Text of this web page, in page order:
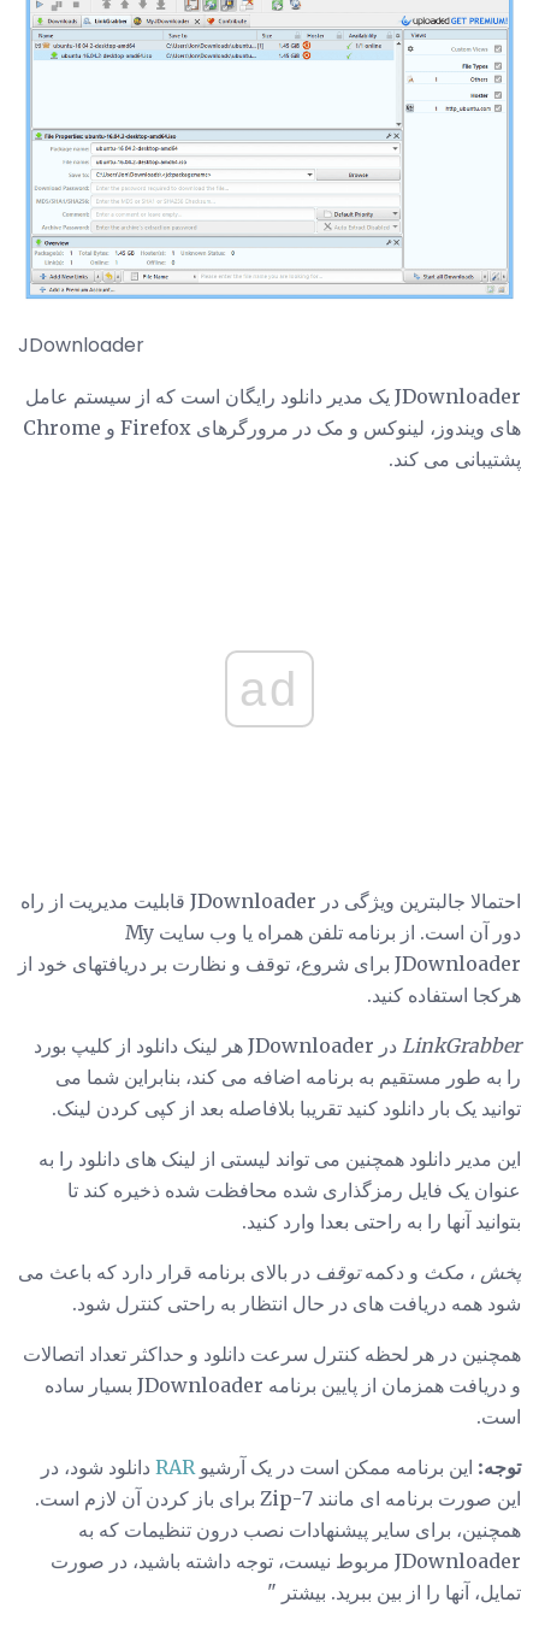
JDownloader
JDownloader یک مدیر دانلود رایگان است که از سیستم عامل
های ویندوز، لینوکس و مک در مرورگرهای Firefox و Chrome
پشتیبانی می کند.
ad
احتمالا جالبترین ویژگی در JDownloader قابلیت مدیریت از راه
دور آن است. از برنامه تلفن همراه یا وب سایت My
JDownloader برای شروع، توقف و نظارت بر دریافتهای خود از
هرکجا استفاده کنید.
LinkGrabber
در JDownloader هر لینک دانلود از کلیپ بورد
را به طور مستقیم به برنامه اضافه می کند، بنابراین شما می
توانید یک بار دانلود کنید تقریبا بلافاصله بعد از کپی کردن لینک.
این مدیر دانلود همچنین می تواند لیستی از لینک های دانلود را به
عنوان یک فایل رمزگذاری شده محافظت شده ذخیره کند تا
بتوانید آنها را به راحتی بعدا وارد کنید.
پخش ، مکث و دکمهتوقف در بالای برنامه قرار دارد که باعث می
شود همه دریافت های در حال انتظار به راحتی کنترل شود.
همچنین در هر لحظه کنترل سرعت دانلود و حداکثر تعداد اتصالات
و دریافت همزمان از پایین برنامه JDownloader بسیار ساده
است.
توجه: این برنامه ممکن است در یک آرشیو RAR دانلود شود، در
این صورت برنامه ای مانند 7-Zip برای باز کردن آن لازم است.
همچنین، برای سایر پیشنهادات نصب درون تنظیمات که به
JDownloader مربوط نیست، توجه داشته باشید، در صورت
تمایل، آنها را از بین ببرید. بیشتر "